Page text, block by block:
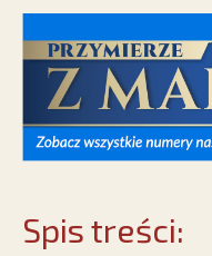
Spis treści: